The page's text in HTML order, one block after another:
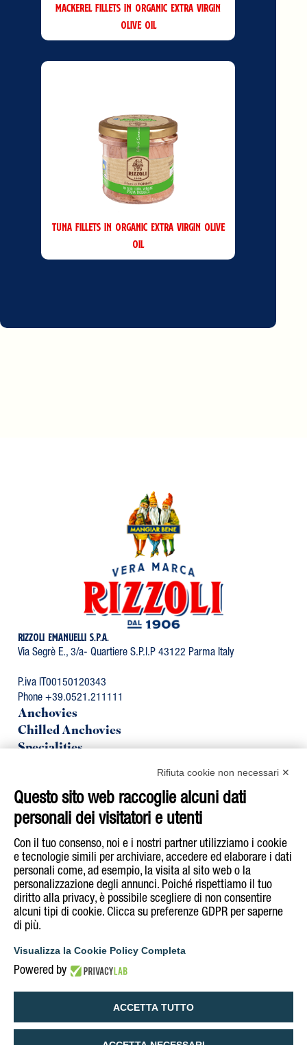
Mackerel Fillets in Organic Extra Virgin
Olive Oil
Tuna Fillets in Organic Extra Virgin Olive
Oil
RIZZOLI EMANUELLI S.P.A.
Via Segrè E., 3/a- Quartiere S.P.I.P 43122 Parma Italy
P.iva IT00150120343
Phone +39.0521.211111
Anchovies
Chilled Anchovies
Specialities
Tuna
Buy on
E-Shop
Follow Rizzoli Emanuelli on
COOKIE & PRIVACY POLICY
ACCESSIBILITY DECLARATION
Rifiuta cookie non necessari ✕
Questo sito web raccoglie alcuni dati
personali dei visitatori e utenti
Con il tuo consenso, noi e i nostri partner utilizziamo i cookie
e tecnologie simili per archiviare, accedere ed elaborare i dati
personali come, ad esempio, la visita al sito web o la
personalizzazione degli annunci. Poiché rispettiamo il tuo
diritto alla privacy, è possibile scegliere di non consentire
alcuni tipi di cookie. Clicca su preferenze GDPR per saperne
di più.
Visualizza la Cookie Policy Completa
Powered by
ACCETTA TUTTO